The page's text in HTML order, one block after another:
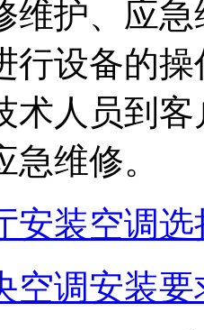
维护、应
行设备的
术人员到
维修。
安装空调
空调安装